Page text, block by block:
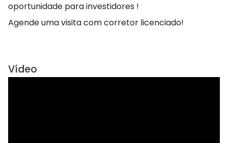
oportunidade para investidores !
Agende uma visita com corretor licenciado!
Vídeo